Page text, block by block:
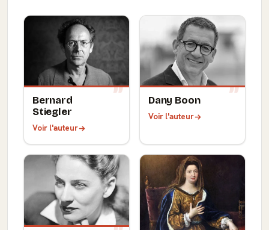
Bernard
Stiegler
Voir l'auteur
Dany Boon
Voir l'auteur